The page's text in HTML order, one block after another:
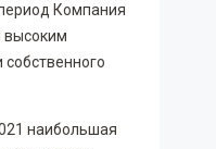
Компания
высоким
наибольшая